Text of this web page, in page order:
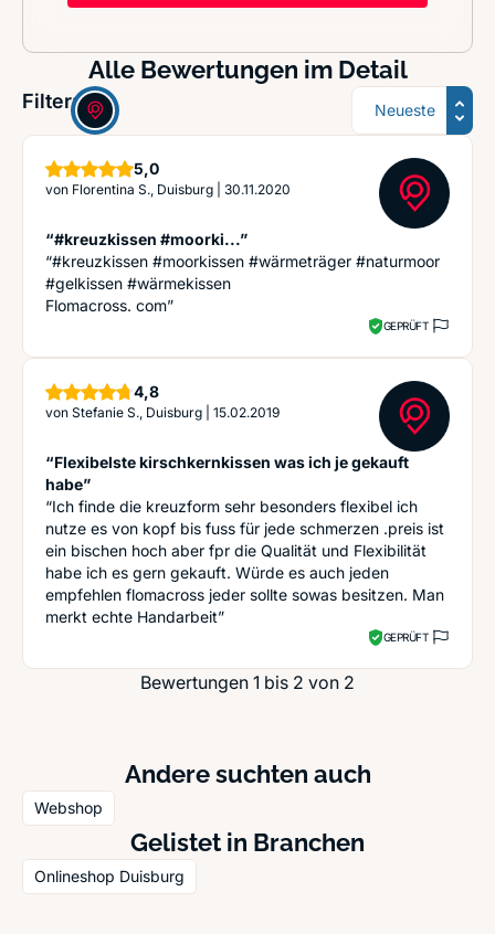
Alle Bewertungen im Detail
Filter: Sortierung
5,0Sterne
von Florentina S., Duisburg 30.11.2020
“#kreuzkissen #moorki...”
“#kreuzkissen #moorkissen #wärmeträger #naturmoor
#gelkissen #wärmekissen
Flomacross. com”
GEPRÜFT
4,8Sterne
von Stefanie S., Duisburg 15.02.2019
“Flexibelste kirschkernkissen was ich je gekauft
habe”
“Ich finde die kreuzform sehr besonders flexibel ich
nutze es von kopf bis fuss für jede schmerzen .preis ist
ein bischen hoch aber fpr die Qualität und Flexibilität
habe ich es gern gekauft. Würde es auch jeden
empfehlen flomacross jeder sollte sowas besitzen. Man
merkt echte Handarbeit”
GEPRÜFT
Bewertungen 1 bis 2 von 2
Andere suchten auch
Webshop
Gelistet in Branchen
Onlineshop Duisburg